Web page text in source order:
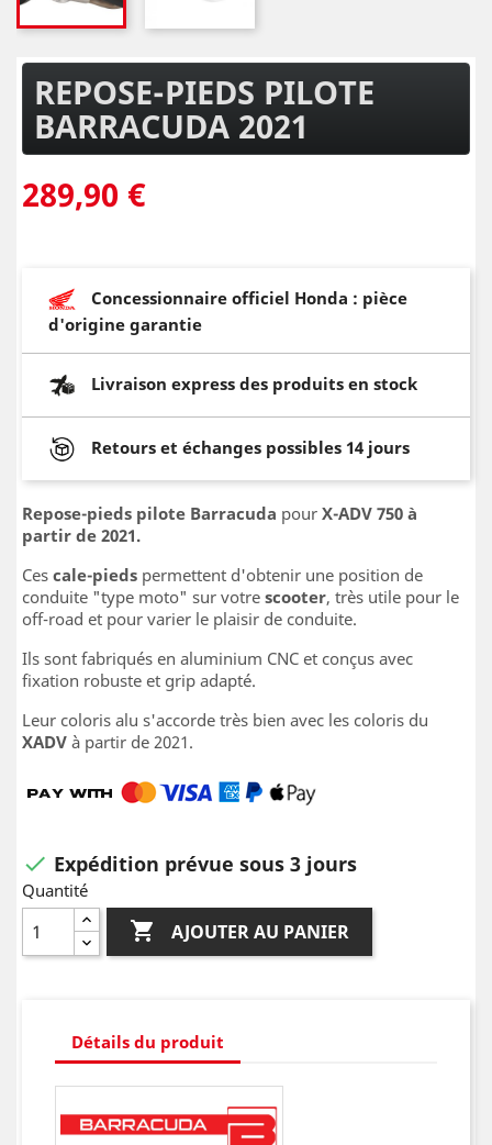
REPOSE-PIEDS PILOTE
BARRACUDA 2021
289,90 €
Concessionnaire officiel Honda : pièce
d'origine garantie
Livraison express des produits en stock
Retours et échanges possibles 14 jours
Repose-pieds pilote Barracuda pour X-ADV 750 à
partir de 2021.
Ces cale-pieds permettent d'obtenir une position de
conduite "type moto" sur votre scooter, très utile pour le
off-road et pour varier le plaisir de conduite.
Ils sont fabriqués en aluminium CNC et conçus avec
fixation robuste et grip adapté.
Leur coloris alu s'accorde très bien avec les coloris du
XADV à partir de 2021.
 Expédition prévue sous 3 jours
Quantité
 AJOUTER AU PANIER
Détails du produit